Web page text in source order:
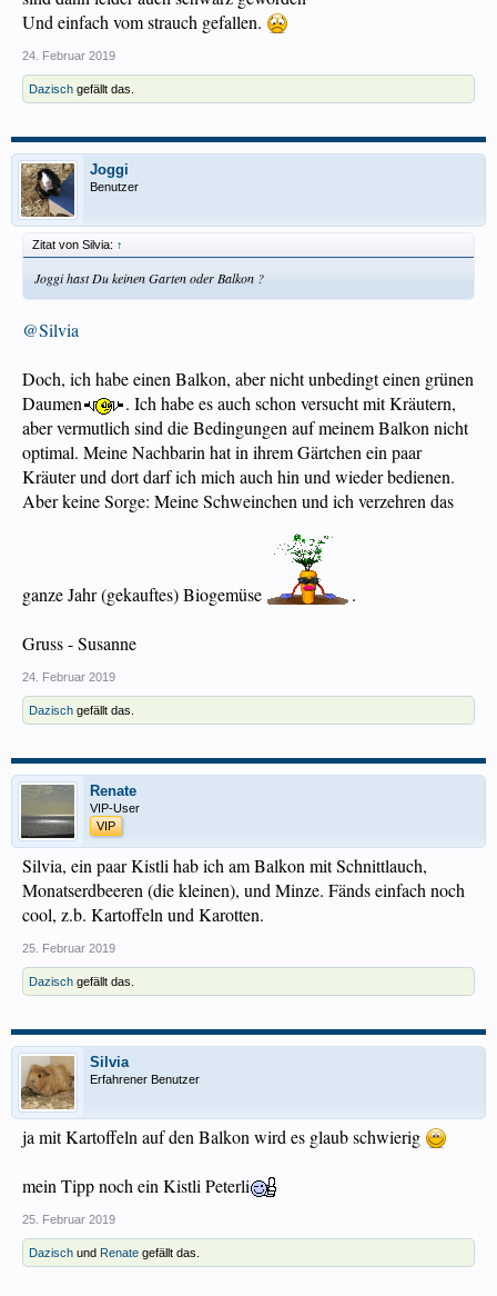
Und einfach vom strauch gefallen.
24. Februar 2019
Dazisch gefällt das.
Joggi
Benutzer
Zitat von Silvia: ↑
Joggi hast Du keinen Garten oder Balkon ?
@Silvia
Doch, ich habe einen Balkon, aber nicht unbedingt einen grünen
Daumen
. Ich habe es auch schon versucht mit Kräutern,
aber vermutlich sind die Bedingungen auf meinem Balkon nicht
optimal. Meine Nachbarin hat in ihrem Gärtchen ein paar
Kräuter und dort darf ich mich auch hin und wieder bedienen.
Aber keine Sorge: Meine Schweinchen und ich verzehren das
ganze Jahr (gekauftes) Biogemüse .
Gruss - Susanne
24. Februar 2019
Dazisch gefällt das.
Renate
VIP-User
VIP
Silvia, ein paar Kistli hab ich am Balkon mit Schnittlauch,
Monatserdbeeren (die kleinen), und Minze. Fänds einfach noch
cool, z.b. Kartoffeln und Karotten.
25. Februar 2019
Dazisch gefällt das.
Silvia
Erfahrener Benutzer
ja mit Kartoffeln auf den Balkon wird es glaub schwierig
mein Tipp noch ein Kistli Peterli
25. Februar 2019
Dazisch und Renate gefällt das.